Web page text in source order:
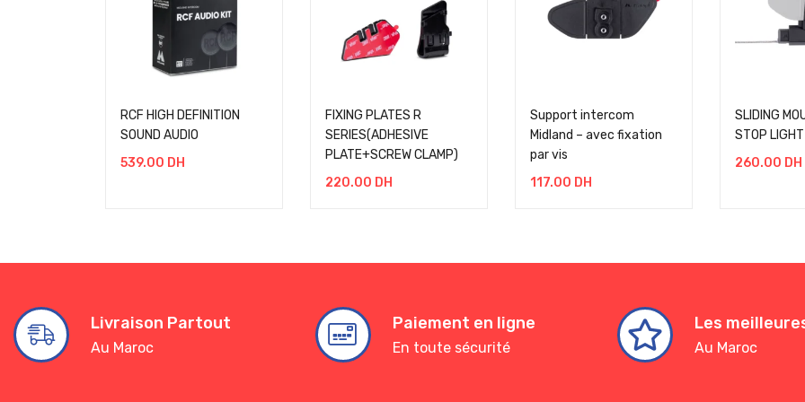
RCF HIGH DEFINITION
SOUND AUDIO
539.00 DH
FIXING PLATES R
SERIES(ADHESIVE
PLATE+SCREW CLAMP)
220.00 DH
Support intercom
Midland – avec fixation
par vis
117.00 DH
SLIDING
STOP LIGHT
260.00 DH
Livraison Partout
Au Maroc
Paiement en ligne
En toute sécurité
Les
Au Maroc